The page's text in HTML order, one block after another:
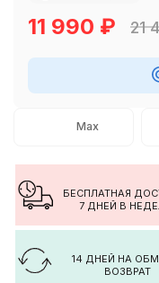
11 990 ₽ 21
Max
БЕСПЛАТНАЯ
7 ДНЕЙ В
14 ДНЕЙ НА
ВОЗВРАТ